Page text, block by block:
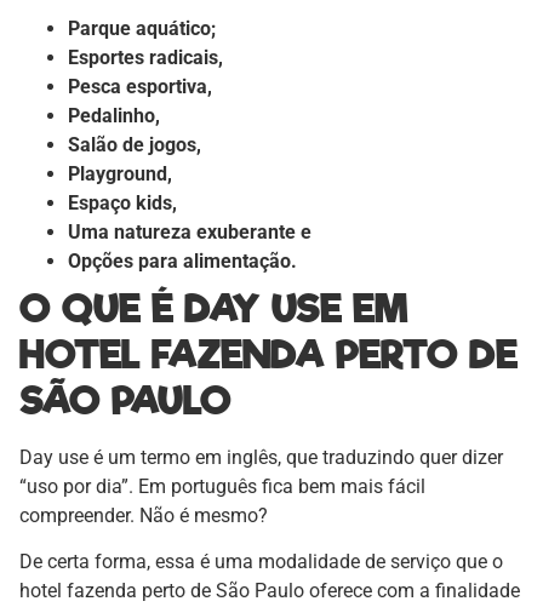
Parque aquático;
Esportes radicais,
Pesca esportiva,
Pedalinho,
Salão de jogos,
Playground,
Espaço kids,
Uma natureza exuberante e
Opções para alimentação.
O QUE É DAY USE EM
HOTEL FAZENDA PERTO DE
SÃO PAULO
Day use é um termo em inglês, que traduzindo quer dizer
“uso por dia”. Em português fica bem mais fácil
compreender. Não é mesmo?
De certa forma, essa é uma modalidade de serviço que o
hotel fazenda perto de São Paulo oferece com a finalidade